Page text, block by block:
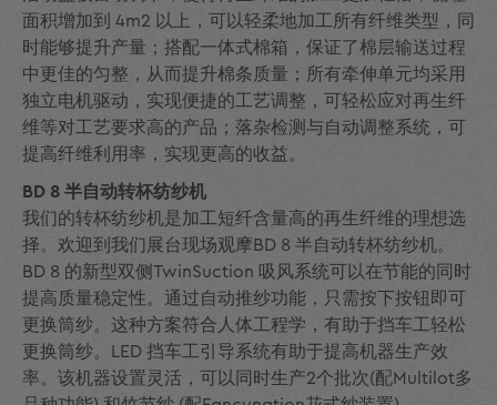
面积增加到 4m2 以上，可以轻柔地加工所有纤维类型，同
时能够提升产量；搭配一体式棉箱，保证了棉层输送过程
中更佳的匀整，从而提升棉条质量；所有牵伸单元均采用
独立电机驱动，实现便捷的工艺调整，可轻松应对再生纤
维等对工艺要求高的产品；落杂检测与自动调整系统，可
提高纤维利用率，实现更高的收益。
BD 8 半自动转杯纺纱机
我们的转杯纺纱机是加工短纤含量高的再生纤维的理想选
择。欢迎到我们展台现场观摩BD 8 半自动转杯纺纱机。
BD 8 的新型双侧TwinSuction 吸风系统可以在节能的同时
提高质量稳定性。通过自动推纱功能，只需按下按钮即可
更换筒纱。这种方案符合人体工程学，有助于挡车工轻松
更换筒纱。LED 挡车工引导系统有助于提高机器生产效
率。该机器设置灵活，可以同时生产2个批次(配Multilot多